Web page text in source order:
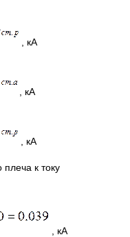
, кА
, кА
, кА
к току
, кА